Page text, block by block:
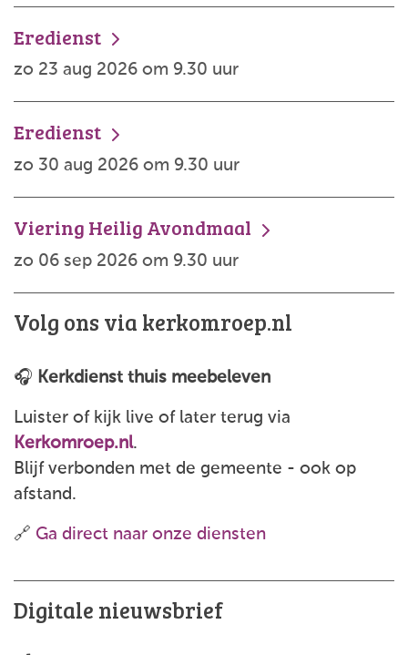
Eredienst
zo 23 aug 2026 om 9.30 uur
Eredienst
zo 30 aug 2026 om 9.30 uur
Viering Heilig Avondmaal
zo 06 sep 2026 om 9.30 uur
Volg ons via kerkomroep.nl
🎧 Kerkdienst thuis meebeleven
Luister of kijk live of later terug via
Kerkomroep.nl.
Blijf verbonden met de gemeente - ook op
afstand.
🔗 Ga direct naar onze diensten
Digitale nieuwsbrief